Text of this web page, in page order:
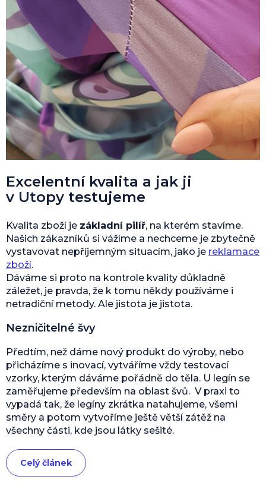
Excelentní kvalita a jak ji
v Utopy testujeme
Kvalita zboží je základní pilíř, na kterém stavíme.
Našich zákazníků si vážíme a nechceme je zbytečně
vystavovat nepříjemným situacím, jako je reklamace
zboží.
Dáváme si proto na kontrole kvality důkladně
záležet, je pravda, že k tomu někdy používáme i
netradiční metody. Ale jistota je jistota.
Nezničitelné švy
Předtím, než dáme nový produkt do výroby, nebo
přicházíme s inovací, vytváříme vždy testovací
vzorky, kterým dáváme pořádně do těla. U legín se
zaměřujeme především na oblast švů. V praxi to
vypadá tak, že legíny zkrátka natahujeme, všemi
směry a potom vytvoříme ještě větší zátěž na
všechny části, kde jsou látky sešité.
Celý článek